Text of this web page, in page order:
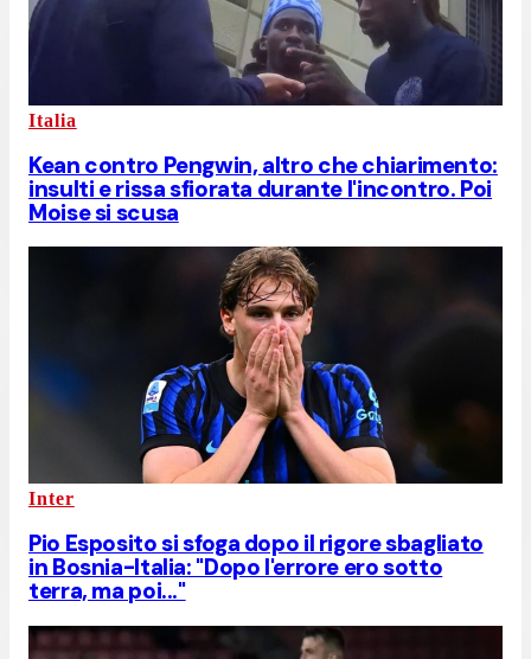
Italia
Kean contro Pengwin, altro che chiarimento:
insulti e rissa sfiorata durante l'incontro. Poi
Moise si scusa
Inter
Pio Esposito si sfoga dopo il rigore sbagliato
in Bosnia-Italia: "Dopo l'errore ero sotto
terra, ma poi..."